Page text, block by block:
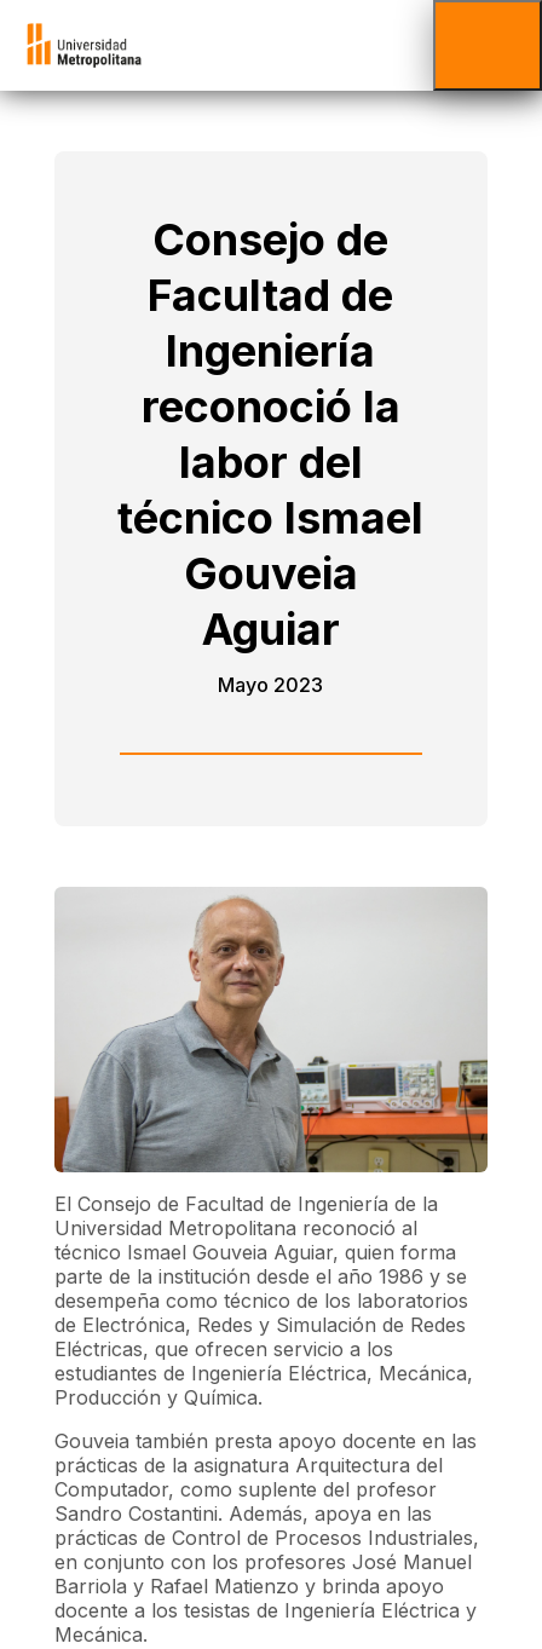
Consejo de
Facultad de
Ingeniería
reconoció la
labor del
técnico Ismael
Gouveia
Aguiar
Mayo 2023
El Consejo de Facultad de Ingeniería de la
Universidad Metropolitana reconoció al
técnico Ismael Gouveia Aguiar, quien forma
parte de la institución desde el año 1986 y se
desempeña como técnico de los laboratorios
de Electrónica, Redes y Simulación de Redes
Eléctricas, que ofrecen servicio a los
estudiantes de Ingeniería Eléctrica, Mecánica,
Producción y Química.
Gouveia también presta apoyo docente en las
prácticas de la asignatura Arquitectura del
Computador, como suplente del profesor
Sandro Costantini. Además, apoya en las
prácticas de Control de Procesos Industriales,
en conjunto con los profesores José Manuel
Barriola y Rafael Matienzo y brinda apoyo
docente a los tesistas de Ingeniería Eléctrica y
Mecánica.